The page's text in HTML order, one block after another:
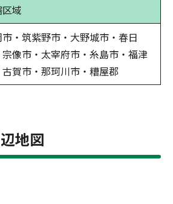
域
・筑紫野市・大野城市・春日
宗像市・太宰府市・糸島市・福津
古賀市・那珂川市・糟屋郡
地図